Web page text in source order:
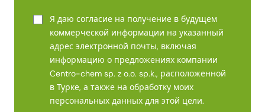
Я даю согласие на получение в будущем
коммерческой информации на указанный
адрес электронной почты, включая
информацию о предложениях компании
Centro-chem sp. z o.o. sp.k., расположенной
в Турке, а также на обработку моих
персональных данных для этой цели.